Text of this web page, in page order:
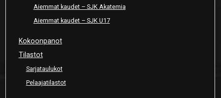
Aiemmat kaudet – SJK Akatemia
Aiemmat kaudet – SJK U17
Kokoonpanot
Tilastot
Sarjataulukot
Pelaajatilastot